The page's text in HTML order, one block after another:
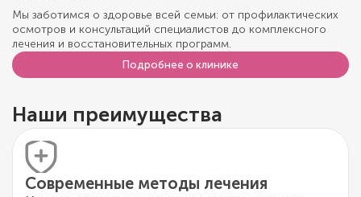
Мы заботимся о здоровье всей семьи: от профилактических
осмотров и консультаций специалистов до комплексного
лечения и восстановительных программ.
Подробнее о клинике
Наши преимущества
Современные методы лечения